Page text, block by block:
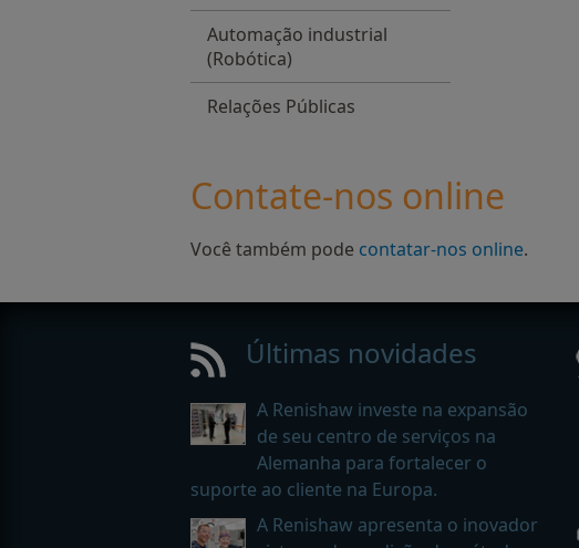
Automação industrial
(Robótica)
Relações Públicas
Contate-nos online
Você também pode contatar-nos online.
Últimas novidades
A Renishaw investe na expansão
de seu centro de serviços na
Alemanha para fortalecer o
suporte ao cliente na Europa.
A Renishaw apresenta o inovador